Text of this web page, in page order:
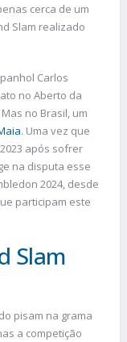
cerca de um
Slam realizado
Carlos
no Aberto da
Mas no Brasil, um
. Uma vez que
após sofrer
na disputa esse
2024, desde
participam este
Slam
pisam na grama
a competição